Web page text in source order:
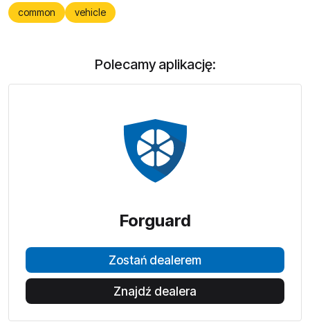
common vehicle
Polecamy aplikację:
Forguard
Zostań dealerem
Znajdź dealera